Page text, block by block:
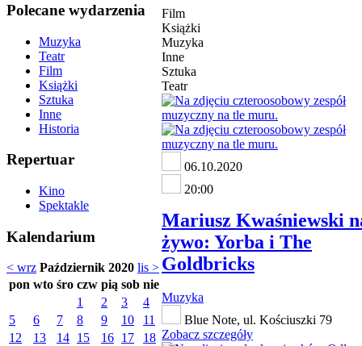
Polecane wydarzenia
Muzyka
Teatr
Film
Książki
Sztuka
Inne
Historia
Repertuar
Kino
Spektakle
Kalendarium
< wrz Październik 2020 lis >
pon wto śro czw pią sob nie
1
2 3
4
5
6 7 8 9 10
11
12
13 14 15 16 17
18
Film
Książki
Muzyka
Inne
Sztuka
Teatr
06.10.2020
20:00
Mariusz Kwaśniewski
żywo: Yorba i The
Goldbricks
Muzyka
Blue Note, ul. Kościuszki 79
Zobacz szczegóły